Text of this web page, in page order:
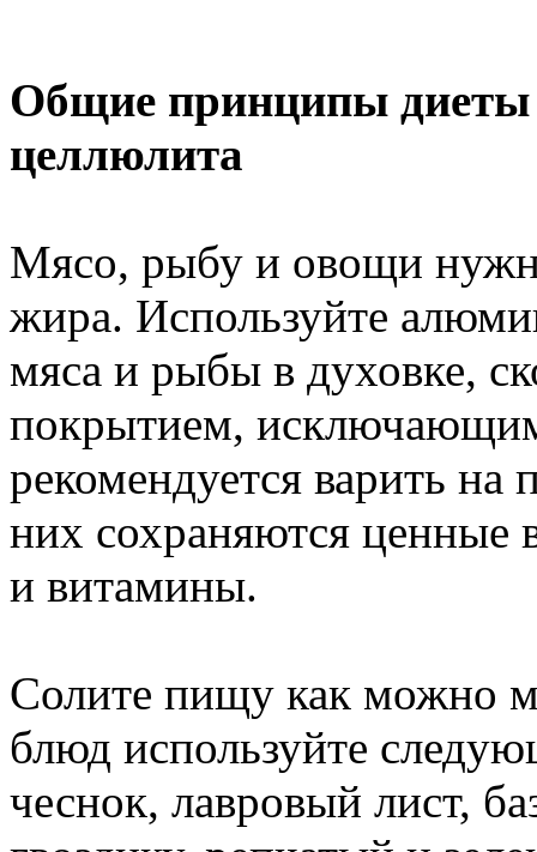
Общие принципы диеты
целлюлита
Мясо, рыбу и овощи
жира. Используйте
мяса и рыбы в духовке,
покрытием,
рекомендуется варить на
них сохраняются
и витамины.
Солите пищу как можно
блюд используйте
чеснок, лавровый лист,